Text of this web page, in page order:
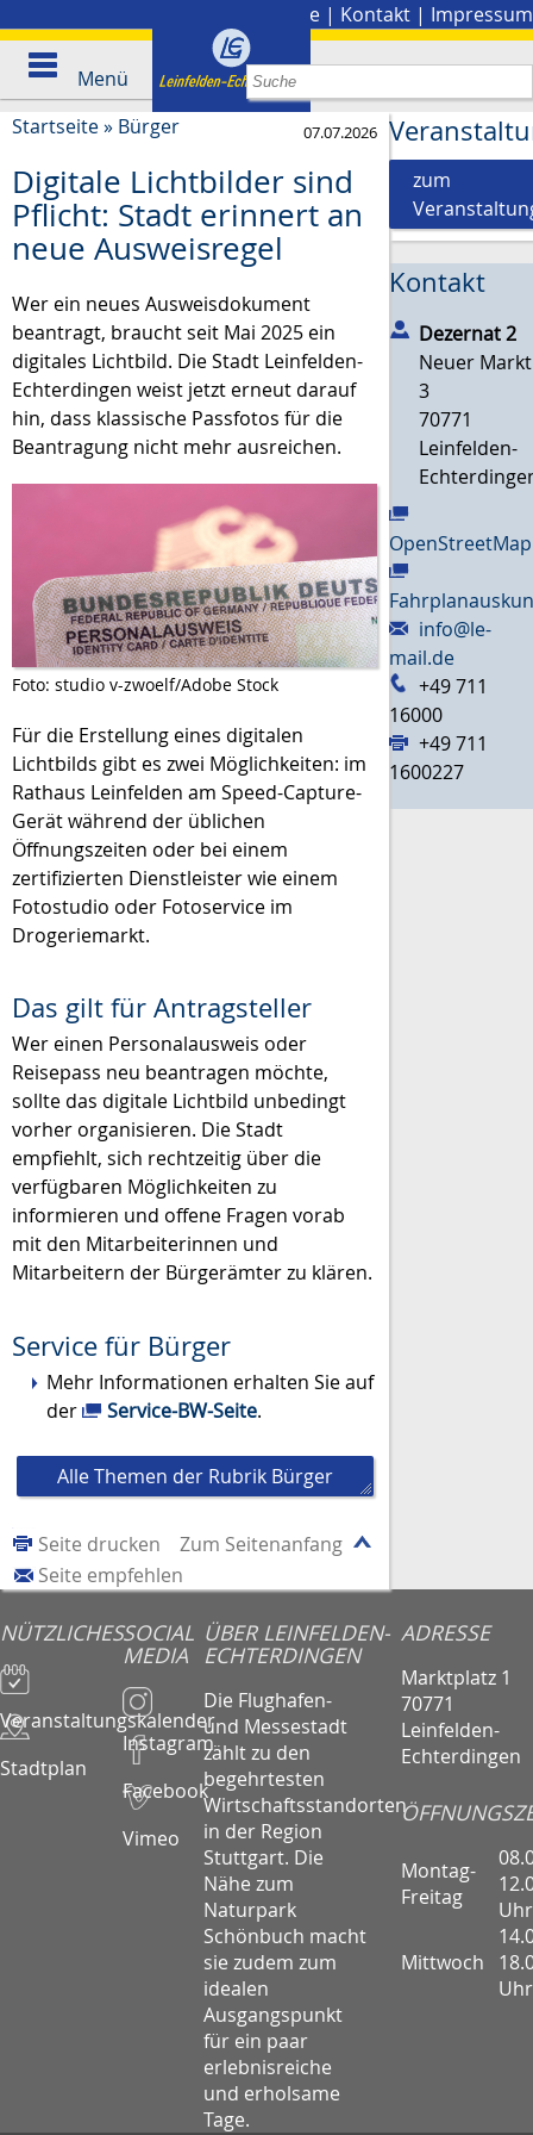
Presse | Kontakt | Impressum
Menü
Startseite» Bürger
Digitale Lichtbilder sind
Pflicht: Stadt erinnert an
neue Ausweisregel
Wer ein neues Ausweisdokument
beantragt, braucht seit Mai 2025 ein
digitales Lichtbild. Die Stadt Leinfelden-
Echterdingen weist jetzt erneut darauf
hin, dass klassische Passfotos für die
Beantragung nicht mehr ausreichen.
Foto: studio v-zwoelf/Adobe Stock
Für die Erstellung eines digitalen
Lichtbilds gibt es zwei Möglichkeiten: im
Rathaus Leinfelden am Speed-Capture-
Gerät während der üblichen
Öffnungszeiten oder bei einem
zertifizierten Dienstleister wie einem
Fotostudio oder Fotoservice im
Drogeriemarkt.
Das gilt für Antragsteller
Wer einen Personalausweis oder
Reisepass neu beantragen möchte,
sollte das digitale Lichtbild unbedingt
vorher organisieren. Die Stadt
empfiehlt, sich rechtzeitig über die
verfügbaren Möglichkeiten zu
informieren und offene Fragen vorab
mit den Mitarbeiterinnen und
Mitarbeitern der Bürgerämter zu klären.
Service für Bürger
Mehr Informationen erhalten Sie auf
der
Service-BW-Seite.
07.07.2026
Alle Themen der Rubrik Bürger
Zum Seitenanfang
Seite drucken
Seite empfehlen
zum
Kontakt
Dezernat 2
Neuer Markt
3
70771
Leinfelden-
OpenStreetMap
info@le-
mail.de
+49 711
16000
+49 711
1600227
NÜTZLICHES
Veranstaltungskalender
Stadtplan
SOCIAL
MEDIA
Instagram
Facebook
Vimeo
ÜBER LEINFELDEN-
ECHTERDINGEN
Die Flughafen-
und Messestadt
zählt zu den
begehrtesten
Wirtschaftsstandorten
in der Region
Stuttgart. Die
Nähe zum
Naturpark
Schönbuch macht
sie zudem zum
idealen
Ausgangspunkt
für ein paar
erlebnisreiche
und erholsame
Tage.
ADRESSE
Marktplatz 1
70771
Leinfelden-
Echterdingen
Montag-
Freitag
Uhr
Mittwoch
Uhr